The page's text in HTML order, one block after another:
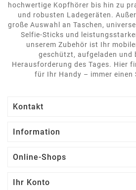
hochwertige Kopfhörer bis hin zu
und robusten Ladegeräten.
große Auswahl an Taschen,
Selfie-Sticks und
unserem Zubehör ist Ihr
geschützt, aufgeladen und
Herausforderung des Tages. Hier
für Ihr Handy – immer einen
Kontakt
Information
Online-Shops
Ihr Konto